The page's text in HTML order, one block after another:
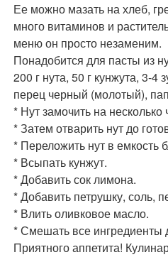
Ее можно мазать на хлеб,
много витаминов и
меню он просто незаменим.
Понадобится для пасты из
200 г нута, 50 г кунжута, 3-4
перец черный (молотый),
* Нут замочить на
* Затем отварить нут до
* Переложить нут в емкость
* Всыпать кунжут.
* Добавить сок лимона.
* Добавить петрушку, соль,
* Влить оливковое масло.
* Смешать все ингредиенты
Приятного аппетита!